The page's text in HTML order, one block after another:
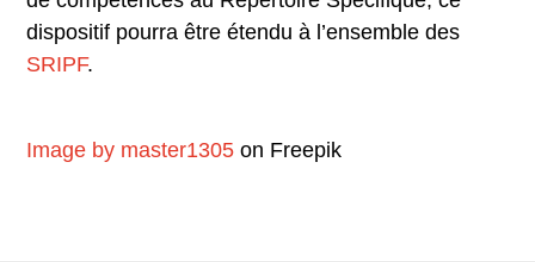
dispositif pourra être étendu à l’ensemble des
SRIPF.
Image by master1305 on Freepik